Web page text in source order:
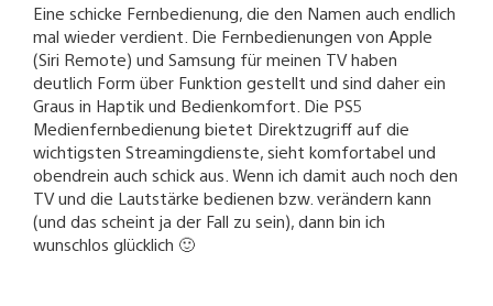
Eine schicke Fernbedienung, die den Namen auch endlich
mal wieder verdient. Die Fernbedienungen von Apple
(Siri Remote) und Samsung für meinen TV haben
deutlich Form über Funktion gestellt und sind daher ein
Graus in Haptik und Bedienkomfort. Die PS5
Medienfernbedienung bietet Direktzugriff auf die
wichtigsten Streamingdienste, sieht komfortabel und
obendrein auch schick aus. Wenn ich damit auch noch den
TV und die Lautstärke bedienen bzw. verändern kann
(und das scheint ja der Fall zu sein), dann bin ich
wunschlos glücklich 🙂